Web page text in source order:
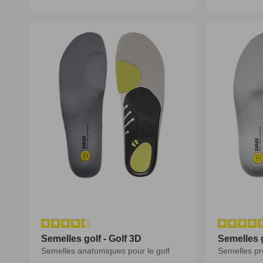
Semelles golf - Golf 3D
Semelles anatomiques pour le golf
Semelles golf - Golf 3D
Semelles anatomiques pour le golf
Semelles
Semelles
Semelles
Semelles